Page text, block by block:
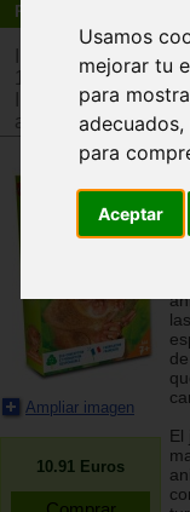
Usamos
mejorar tu
para
para
Aceptar
Registro
Tienda >
12 años
Tienda>
adquisición de
Ampliar imagen
10.91 Euros
El